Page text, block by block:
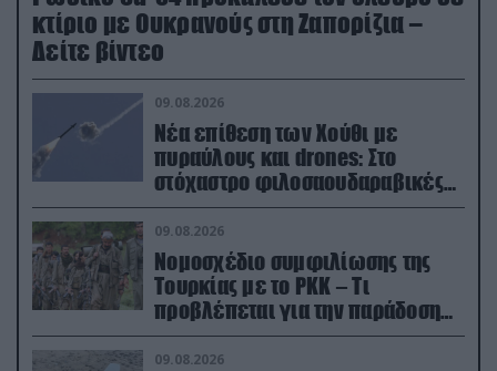
κτίριο με Ουκρανούς στη Ζαπορίζια –
Δείτε βίντεο
09.08.2026
Νέα επίθεση των Χούθι με
πυραύλους και drones: Στο
στόχαστρο φιλοσαουδαραβικές
δυνάμεις και εγκαταστάσεις
09.08.2026
Νομοσχέδιο συμφιλίωσης της
Τουρκίας με το ΡΚΚ – Τι
προβλέπεται για την παράδοση
των όπλων
09.08.2026